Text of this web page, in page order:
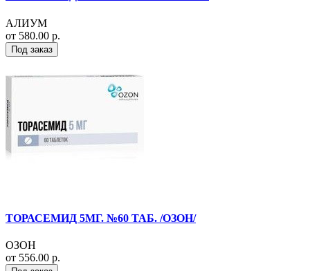
АЛИУМ
от 580.00 р.
Под заказ
ТОРАСЕМИД 5МГ. №60 ТАБ. /ОЗОН/
ОЗОН
от 556.00 р.